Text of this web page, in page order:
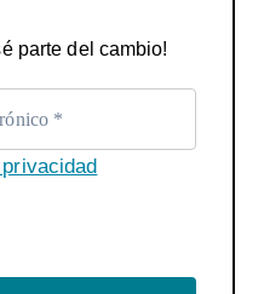
parte del cambio!